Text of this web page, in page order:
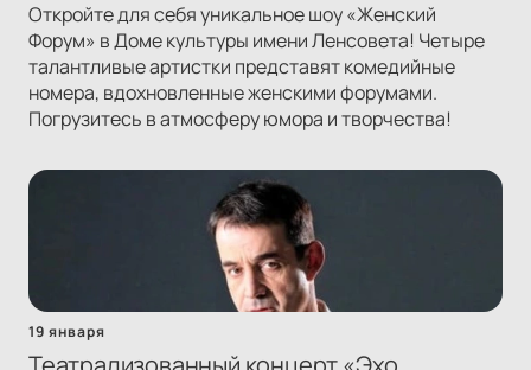
Откройте для себя уникальное шоу «Женский
Форум» в Доме культуры имени Ленсовета! Четыре
талантливые артистки представят комедийные
номера, вдохновленные женскими форумами.
Погрузитесь в атмосферу юмора и творчества!
19 января